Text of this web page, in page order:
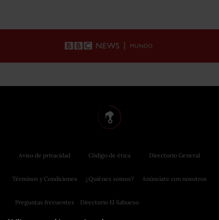
Aviso de privacidad
Términos y Condiciones
Preguntas frecuentes
Código de ética
¿Quiénes somos?
Directorio El Sabueso
Directorio General
Anúnciate con nosotros